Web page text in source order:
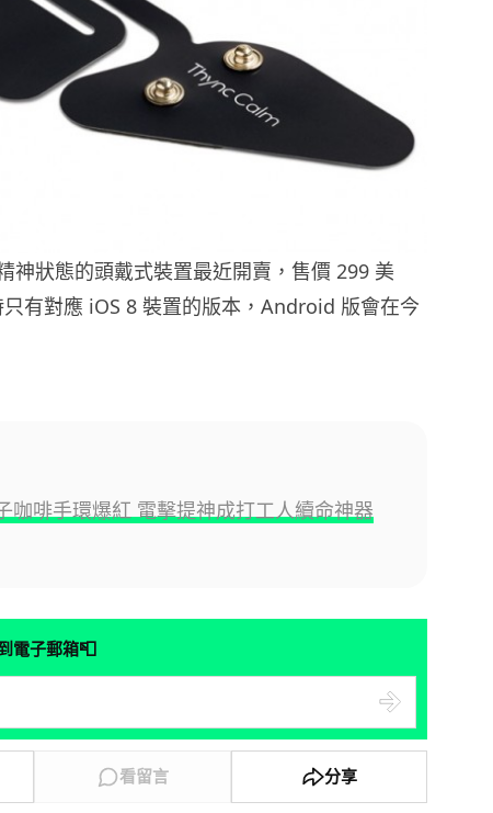
神狀態的頭戴式裝置最近開賣，售價 299 美
有對應 iOS 8 裝置的版本，Android 版會在今
咖啡手環爆紅 電擊提神成打工人續命神器
電子郵箱📮
看留言 分享